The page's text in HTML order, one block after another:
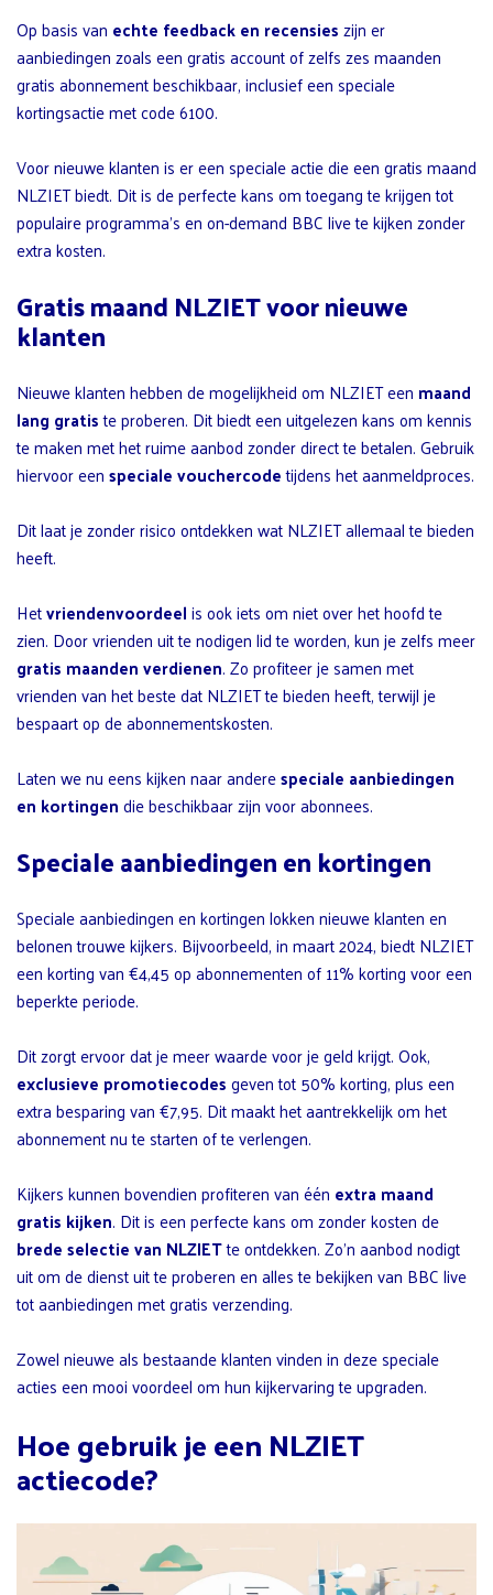
Op basis van echte feedback en recensieszijn er
aanbiedingen zoals een gratis account of zelfs zes maanden
gratis abonnement beschikbaar, inclusief een speciale
kortingsactie met code 6100.
Voor nieuwe klanten is er een speciale actie die een gratis maand
NLZIET biedt. Dit is de perfecte kans om toegang te krijgen tot
populaire programma’s en on-demand BBC live te kijken zonder
extra kosten.
Gratis maand NLZIET voor nieuwe
klanten
Nieuwe klanten hebben de mogelijkheid om NLZIET een maand
lang gratiste proberen. Dit biedt een uitgelezen kans om kennis
te maken met het ruime aanbod zonder direct te betalen. Gebruik
hiervoor eenspeciale vouchercodetijdens het aanmeldproces.
Dit laat je zonder risico ontdekken wat NLZIET allemaal te bieden
heeft.
Hetvriendenvoordeelis ook iets om niet over het hoofd te
zien. Door vrienden uit te nodigen lid te worden, kun je zelfs meer
gratis maanden verdienen. Zo profiteer je samen met
vrienden van het beste dat NLZIET te bieden heeft, terwijl je
bespaart op de abonnementskosten.
Laten we nu eens kijken naar anderespeciale aanbiedingen
en kortingendie beschikbaar zijn voor abonnees.
Speciale aanbiedingen en kortingen
Speciale aanbiedingen en kortingen lokken nieuwe klanten en
belonen trouwe kijkers. Bijvoorbeeld, in maart 2024, biedt NLZIET
een korting van €4,45 op abonnementen of 11% korting voor een
beperkte periode.
Dit zorgt ervoor dat je meer waarde voor je geld krijgt. Ook,
exclusieve promotiecodesgeven tot 50% korting, plus een
extra besparing van €7,95. Dit maakt het aantrekkelijk om het
abonnement nu te starten of te verlengen.
Kijkers kunnen bovendien profiteren van één extra maand
gratis kijken. Dit is een perfecte kans om zonder kosten de
brede selectie van NLZIETte ontdekken. Zo’n aanbod nodigt
uit om de dienst uit te proberen en alles te bekijken van BBC live
tot aanbiedingen met gratis verzending.
Zowel nieuwe als bestaande klanten vinden in deze speciale
acties een mooi voordeel om hun kijkervaring te upgraden.
Hoe gebruik je een NLZIET
actiecode?